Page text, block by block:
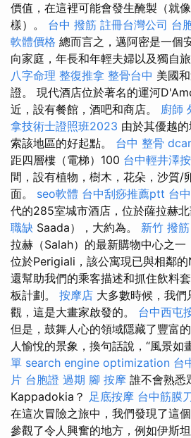
價值，在這裡可能會發生醃製（就
樣）。 台中 撥筋 註冊台灣公司 台
軟體價格 總而言之，邁阿密是一個
向家庭，年長和年輕夫婦以及獨自
八字命理 整復推拿 整骨台中 美國
證。 現代酒店位於著名的運河
近，設有餐館，酒吧和商店。 廚師
拿技術士證照班2023 由於其優越
索該地區的好起點。 台中 整骨
距四層樓（電梯）100 台中輕井澤
間，設有植物，樹木，花朵，沙質/
面。 seo軟體 台中刮痧推薦ptt 台
代的285室城市酒店，位於薩拉赫
職缺 Saada），大約為。 新竹 撥筋
拉赫（Salah）的最新購物中心之一
位於Perigiali，該公寓現已與相鄰
還幫助我們的乘客描述和抓住飲料
板計劃。 按摩店 大多數時候，我
觀，這是大畫家啟發的。 台中西屯
但是，鼓舞人心的領域隱藏了豐富
人愉悅的景象，換句話說，“風景如
單 search engine optimization 台
片 台胞證 過期 腳 按摩 誰不會熟悉
Kappadokia？ 足底按摩 台中筋膜
在這次冒險之旅中，我們發現了這
參觀了令人興奮的地方，例如伊斯